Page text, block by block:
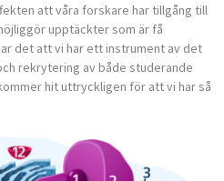
att våra forskare har tillgång till
upptäckter som är få
det att vi har ett instrument av det
rekrytering av både studerande
hit uttryckligen för att vi har så